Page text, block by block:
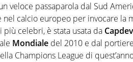
veloce passaparola dal Sud
nel calcio europeo per invocare la
celebri, è stata usata da
Mondiale del 2010 e dal portiere
Champions League di